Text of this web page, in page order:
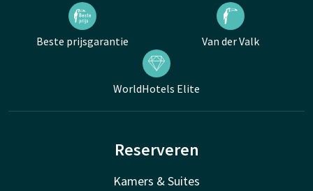
Beste prijsgarantie Van der Valk
WorldHotels Elite
Reserveren
Kamers & Suites